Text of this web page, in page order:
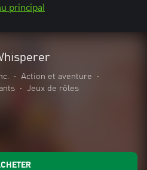
principal
• Action et aventure
•
• Jeux de rôles